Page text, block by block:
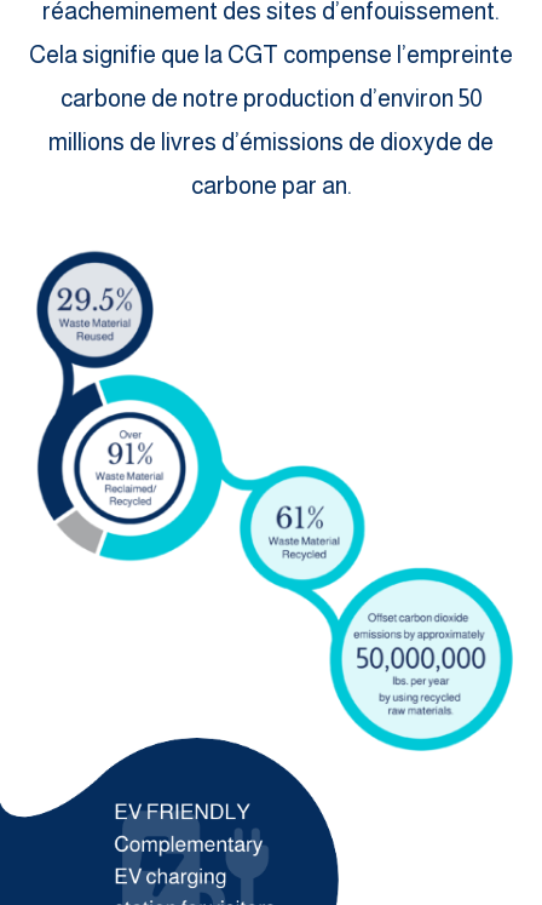
réacheminement des sites d’enfouissement.
Cela signifie que la CGT compense l’empreinte
carbone de notre production d’environ 50
millions de livres d’émissions de dioxyde de
carbone par an.